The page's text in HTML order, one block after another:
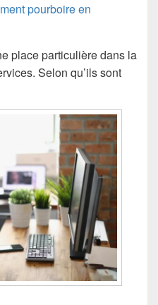
pourboire en
place particulière dans la
Selon qu’ils sont